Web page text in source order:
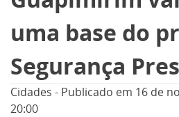
Geral
Cidades
Política
Nacional
Opinião
uma base do
Segurança
Cidades - Publicado em 16 de
20:00